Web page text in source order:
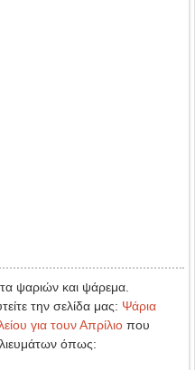
ψαριών και ψάρεμα.
την σελίδα μας: Ψάρια
για τουν Απρίλιο που
όπως: